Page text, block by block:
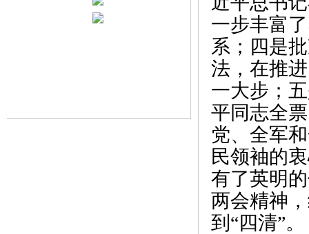
一步丰富
系；四是
法，在推
一大步；
平同志全
党、全军
民领袖的
有了英明
两会精神
到“四清”。